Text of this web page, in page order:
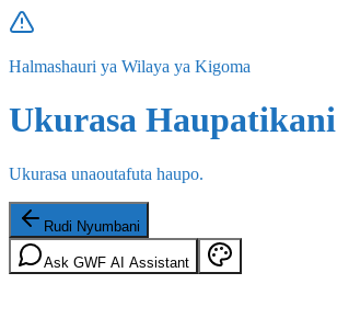
Halmashauri ya Wilaya ya Kigoma
Ukurasa Haupatikani
Ukurasa unaoutafuta haupo.
Rudi Nyumbani
Ask GWF AI Assistant